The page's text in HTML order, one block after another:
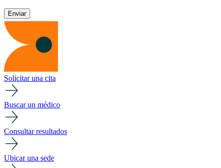
Solicitar una cita
Buscar un médico
Consultar resultados
Ubicar una sede